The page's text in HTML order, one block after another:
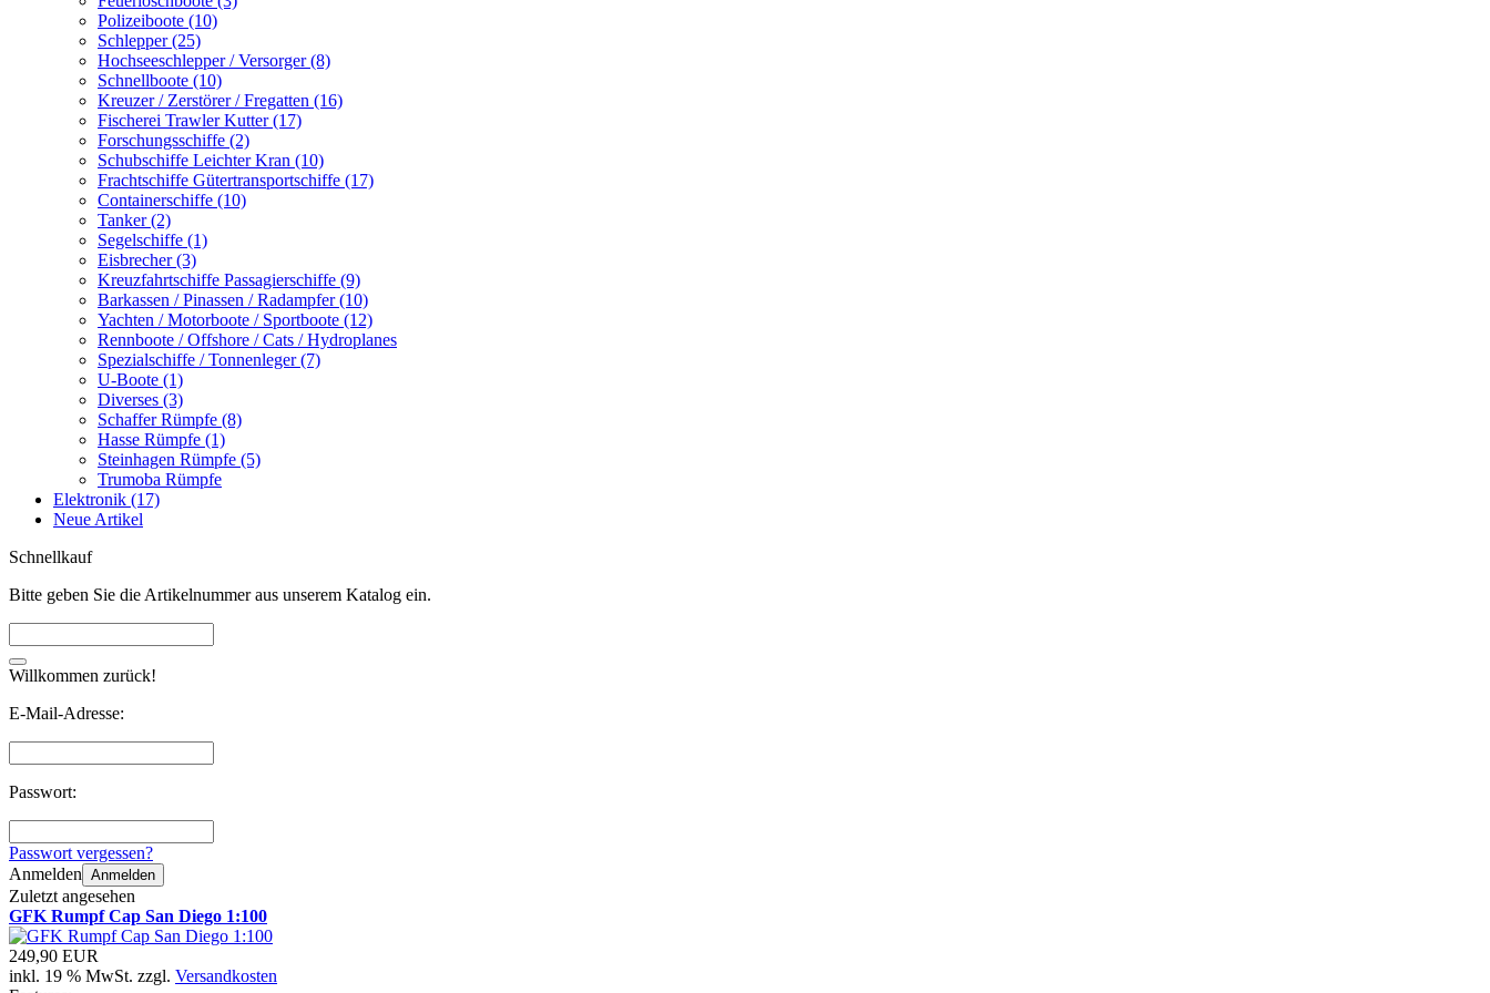
Polizeiboote (10)
Schlepper (25)
Hochseeschlepper / Versorger (8)
Schnellboote (10)
Kreuzer / Zerstörer / Fregatten (16)
Fischerei Trawler Kutter (17)
Forschungsschiffe (2)
Schubschiffe Leichter Kran (10)
Frachtschiffe Gütertransportschiffe (17)
Containerschiffe (10)
Tanker (2)
Segelschiffe (1)
Eisbrecher (3)
Kreuzfahrtschiffe Passagierschiffe (9)
Barkassen / Pinassen / Radampfer (10)
Yachten / Motorboote / Sportboote (12)
Rennboote / Offshore / Cats / Hydroplanes
Spezialschiffe / Tonnenleger (7)
U-Boote (1)
Diverses (3)
Schaffer Rümpfe (8)
Hasse Rümpfe (1)
Steinhagen Rümpfe (5)
Trumoba Rümpfe
Elektronik (17)
Neue Artikel
Schnellkauf
Bitte geben Sie die Artikelnummer aus unserem Katalog ein.
Willkommen zurück!
E-Mail-Adresse:
Passwort:
Passwort vergessen?
Anmelden Anmelden
Zuletzt angesehen
GFK Rumpf Cap San Diego 1:100
249,90 EUR
inkl. 19 % MwSt. zzgl. Versandkosten